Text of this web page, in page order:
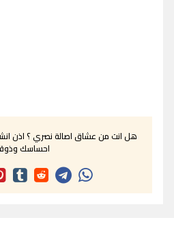
هل انت من عشاق اصالة نصري ؟ اذن
احساسك